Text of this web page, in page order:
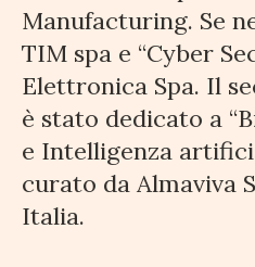
Manufacturing. Se
TIM spa e “Cyber
Elettronica Spa. Il
è stato dedicato a
e Intelligenza
curato da Almaviva
Italia.